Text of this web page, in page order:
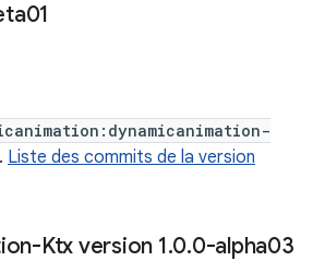
. Liste des commits de la version
Ktx version 1.0.0-alpha03